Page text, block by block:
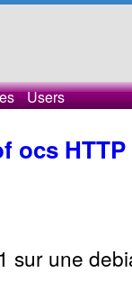
Users
ocs
sur une